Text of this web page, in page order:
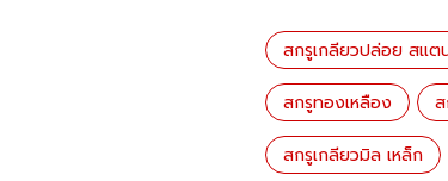
สกรูเกลียวปล่อย สแต
สกรูทองเหลือง
สกรูเกลียวมิล เหล็ก